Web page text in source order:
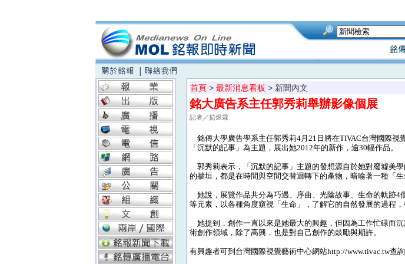
首頁 > 最新消息看板 > 新聞內文
銘大廣告系主任郭秀莉舉辦影像個展
記者／茹煜霖
銘傳大學廣告學系主任郭秀莉4月21日將在TIVAC台灣國際視
「沉默的記事」為主題，展出她2012年的新作，逾30幅作品。
郭秀莉表示，「沉默的記事」主題的發想源自於她對廢墟美
的牆垣，都是在時間與空間交替迴轉下的產物，暗喻著一種「生
她說，展覽作品共分為巧遇、序曲、光陰故事、生命的軌跡4
等元素，以各種角度窺視「生命」，了解它的自然發展的過程，
她提到，創作一直以來是她最大的興趣，但因為工作忙碌而
術創作領域，除了高興，也是對自己創作的鼓勵與期許。
有興趣者可到台灣國際視覺藝術中心網站http://www.tivac.tw查詢